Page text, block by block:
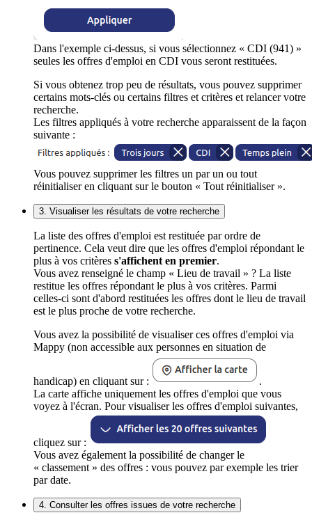
Dans l'exemple ci-dessus, si vous sélectionnez « CDI (941) »
seules les offres d'emploi en CDI vous seront restituées.
Si vous obtenez trop peu de résultats, vous pouvez supprimer
certains mots-clés ou certains filtres et critères et relancer votre
recherche.
Les filtres appliqués à votre recherche apparaissent de la façon
suivante :
Vous pouvez supprimer les filtres un par un ou tout
réinitialiser en cliquant sur le bouton « Tout réinitialiser ».
3. Visualiser les résultats de votre recherche
La liste des offres d'emploi est restituée par ordre de
pertinence. Cela veut dire que les offres d'emploi répondant le
plus à vos critères s'affichent en premier.
Vous avez renseigné le champ « Lieu de travail » ? La liste
restitue les offres répondant le plus à vos critères. Parmi
celles-ci sont d'abord restituées les offres dont le lieu de travail
est le plus proche de votre recherche.
Vous avez la possibilité de visualiser ces offres d'emploi via
Mappy (non accessible aux personnes en situation de
handicap) en cliquant sur :
.
La carte affiche uniquement les offres d'emploi que vous
voyez à l'écran. Pour visualiser les offres d'emploi suivantes,
cliquez sur :
Vous avez également la possibilité de changer le
« classement » des offres : vous pouvez par exemple les trier
par date.
4. Consulter les offres issues de votre recherche